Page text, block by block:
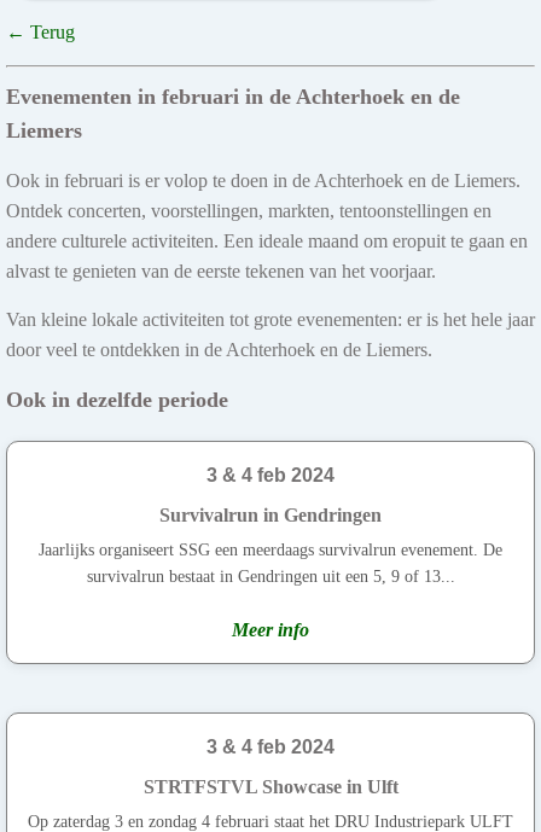
← Terug
Evenementen in februari in de Achterhoek en de
Liemers
Ook in februari is er volop te doen in de Achterhoek en de Liemers.
Ontdek concerten, voorstellingen, markten, tentoonstellingen en
andere culturele activiteiten. Een ideale maand om eropuit te gaan en
alvast te genieten van de eerste tekenen van het voorjaar.
Van kleine lokale activiteiten tot grote evenementen: er is het hele jaar
door veel te ontdekken in de Achterhoek en de Liemers.
Ook in dezelfde periode
3 & 4 feb 2024
Survivalrun in Gendringen
Jaarlijks organiseert SSG een meerdaags survivalrun evenement. De
survivalrun bestaat in Gendringen uit een 5, 9 of 13...
Meer info
3 & 4 feb 2024
STRTFSTVL Showcase in Ulft
Op zaterdag 3 en zondag 4 februari staat het DRU Industriepark ULFT